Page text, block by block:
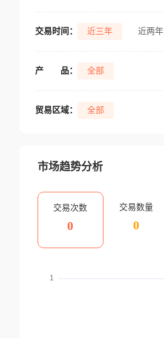
交易时间： 近三年 近两年
产 品： 全部
贸易区域： 全部
市场趋势分析
交易次数
0
交易数量
0